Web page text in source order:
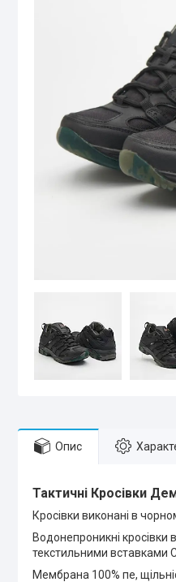
Опис
Тактичні Кросівки
Кросівки виконані в
Водонепроникні кросівки
текстильними вставками
Мембрана 100% пе,